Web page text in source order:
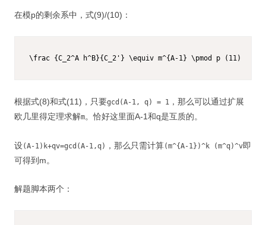
在模p的剩余系中，式(9)/(10)：
\frac {C_2^A h^B}{C_2'} \equiv m^{A-1} \pmod p (11)
根据式(8)和式(11)，只要gcd(A-1, q) = 1 ，那么可以通过扩展
欧几里得定理求解m。恰好这里面A-1和q是互质的。
设(A-1)k+qv=gcd(A-1,q) ，那么只需计算(m^{A-1})^k (m^q)^v即
可得到m。
解题脚本两个：